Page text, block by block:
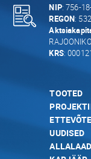
NIP: 756-
REGON:
KRS:
TOOTED
ETTEVÕTE
UUDISED